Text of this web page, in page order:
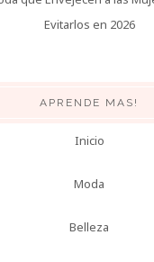
Evitarlos en 2026
APRENDE MAS!
Inicio
Moda
Belleza